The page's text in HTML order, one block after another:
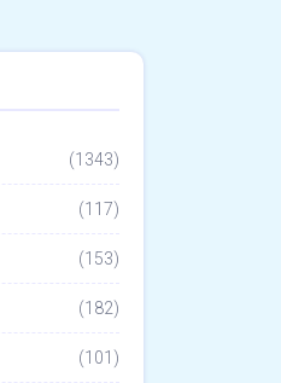
(1343)
(117)
(153)
(182)
(101)